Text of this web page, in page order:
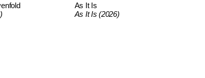
As It Is
As It Is (2026)